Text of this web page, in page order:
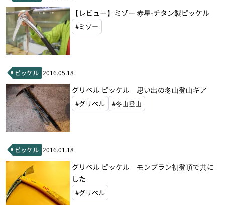
【レビュー】ミゾー 赤星-チタン製ピッケル
#ミゾー
ピッケル 2016.05.18
グリベル ピッケル 思い出の冬山登山ギア
#グリベル #冬山登山
ピッケル 2016.01.18
グリベル ピッケル モンブラン初登頂で共に
した
#グリベル